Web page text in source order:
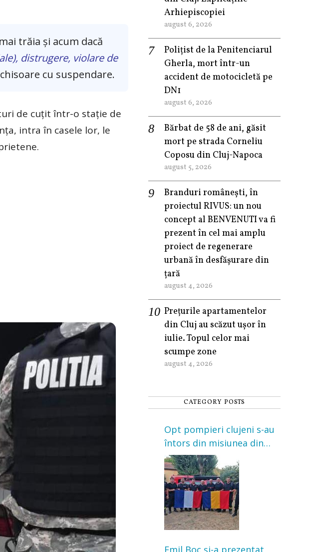
trăia și acum dacă
distrugere, violare de
cu suspendare.
de cuţit într-o staţie de
intra în casele lor, le
Arhiepiscopiei
august 6, 2026
Polițist de la Penitenciarul
Gherla, mort într-un
accident de motocicletă pe
DN1
august 6, 2026
Bărbat de 58 de ani, găsit
mort pe strada Corneliu
Coposu din Cluj-Napoca
august 5, 2026
Branduri românești, în
proiectul RIVUS: un nou
concept al BENVENUTI va fi
prezent în cel mai amplu
proiect de regenerare
urbană în desfășurare din
țară
august 4, 2026
Prețurile apartamentelor
din Cluj au scăzut ușor în
iulie. Topul celor mai
scumpe zone
august 4, 2026
CATEGORY POSTS
Opt pompieri clujeni s-au
întors din misiunea din
Franța. Au intervenit la
incendii de vegetație și
pădure
Emil Boc și-a prezentat